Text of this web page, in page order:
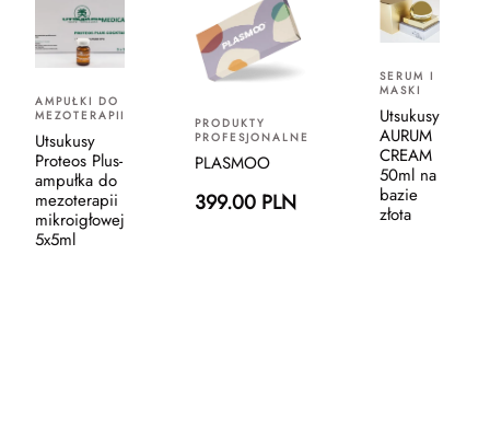
AMPUŁKI DO
MEZOTERAPII
Utsukusy
Proteos Plus-
ampułka do
mezoterapii
mikroigłowej
5x5ml
PRODUKTY
PROFESJONALNE
PLASMOO
399.00 PLN
SERUM I
MASKI
Utsukusy
AURUM
CREAM
50ml na
bazie
złota